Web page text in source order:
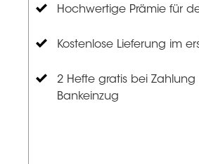
Hochwertige Prämie für
Kostenlose Lieferung im
2 Hefte gratis bei Zahlung
Bankeinzug